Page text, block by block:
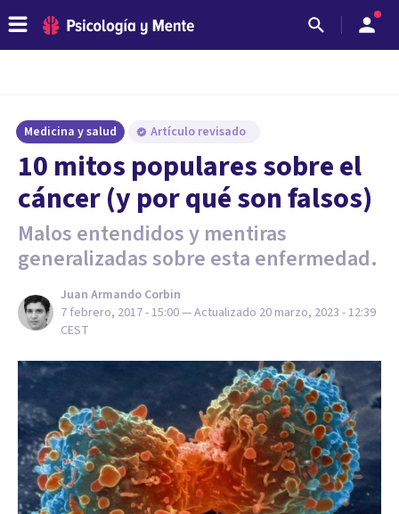
Medicina y salud Artículo revisado
​10 mitos populares sobre el
cáncer (y por qué son falsos)
Malos entendidos y mentiras
generalizadas sobre esta enfermedad.
Juan Armando Corbin
7 febrero, 2017 - 15:00— Actualizado 20 marzo, 2023 - 12:39
CEST